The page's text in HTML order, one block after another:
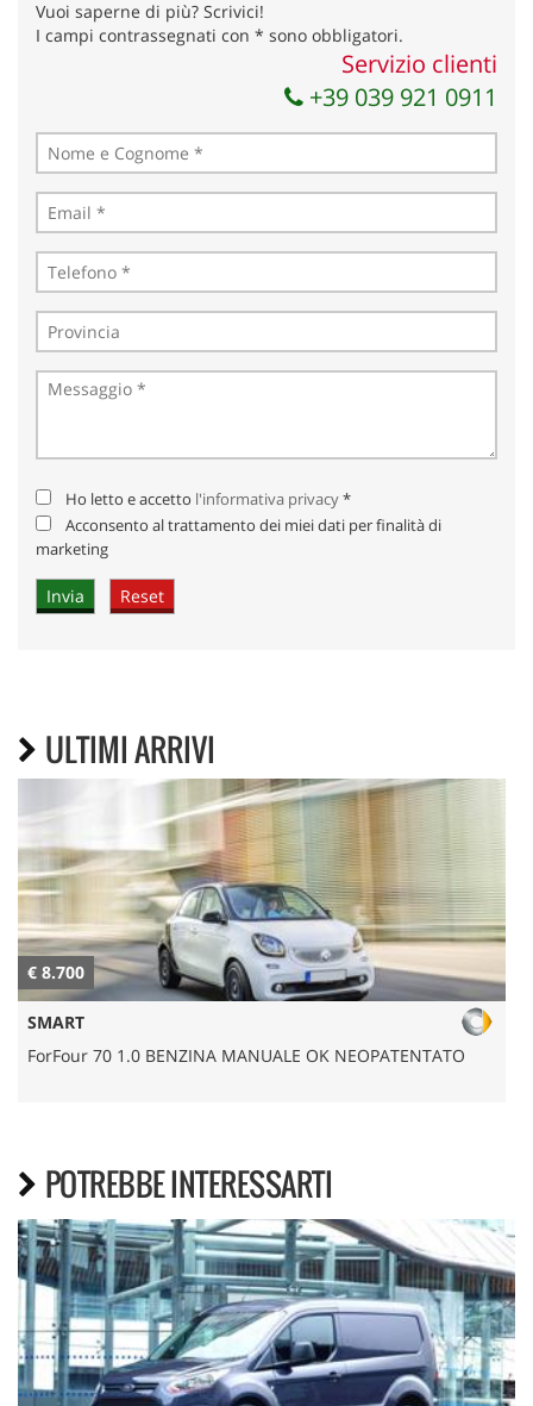
Invia la tua richiesta
Vuoi saperne di più? Scrivici!
I campi contrassegnati con * sono obbligatori.
Servizio clienti
+39 039 921 0911
Ho letto e accetto l'informativa privacy*
Acconsento al trattamento dei miei dati per finalità di
marketing
ULTIMI ARRIVI
€ 8.700
SMART
ForFour 70 1.0 BENZINA MANUALE OK NEOPATENTATO
POTREBBE INTERESSARTI